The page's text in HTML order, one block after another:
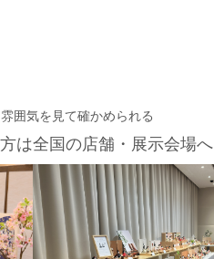
囲気を見て確かめられる
は全国の店舗・展示会場へ